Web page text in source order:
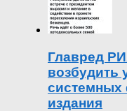
Главред
возбудить
системных
издания